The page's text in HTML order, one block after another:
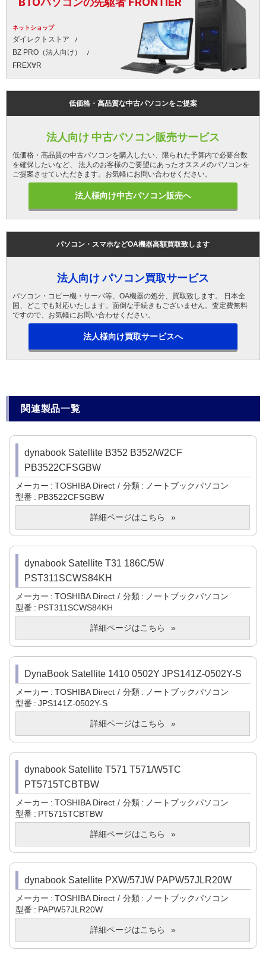
ネットショップ
ダイレクトストア
BZ PRO（法人向け）
FREX∀R
低価格・高品質な中古パソコンをご提案
法人向け 中古パソコン販売サービス
低価格・高品質の中古パソコンを購入したい、限られた予算内で必要台数
を確保したいなど、 法人のお客様のご要望にあったオススメのパソコンを
ご提案させていただきます。お気軽にお問い合わせください。
法人様向け中古パソコン販売へ
パソコン・スマホなどOA機器高額買取致します
法人向け パソコン買取サービス
パソコン・コピー機・サーバ等、OA機器の処分、買取致します。 日本全
国、どこでも対応いたします。面倒な手続きもございません。査定費無料
ですので、お気軽にお問い合わせください。
法人様向け買取サービスへ
関連製品一覧
dynabook Satellite B352 B352/W2CF
PB3522CFSGBW
メーカー TOSHIBA Direct 分類
ノートブックパソコン
型番
PB3522CFSGBW
詳細ページはこちら
dynabook Satellite T31 186C/5W
PST311SCWS84KH
メーカー TOSHIBA Direct 分類
ノートブックパソコン
型番
PST311SCWS84KH
詳細ページはこちら
DynaBook Satellite 1410 0502Y JPS141Z-0502Y-S
メーカー TOSHIBA Direct 分類
ノートブックパソコン
型番
JPS141Z-0502Y-S
詳細ページはこちら
dynabook Satellite T571 T571/W5TC
PT5715TCBTBW
メーカー TOSHIBA Direct 分類
ノートブックパソコン
型番
PT5715TCBTBW
詳細ページはこちら
dynabook Satellite PXW/57JW PAPW57JLR20W
メーカー TOSHIBA Direct 分類
ノートブックパソコン
型番
PAPW57JLR20W
詳細ページはこちら